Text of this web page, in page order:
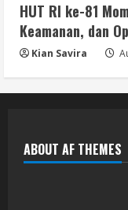
HUT RI ke-81
Keamanan, dan
Kian Savira
ABOUT AF THEMES